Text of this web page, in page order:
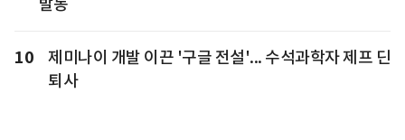
10
제미나이 개발 이끈 '구글 전설'... 수석과학자 제프 딘
퇴사